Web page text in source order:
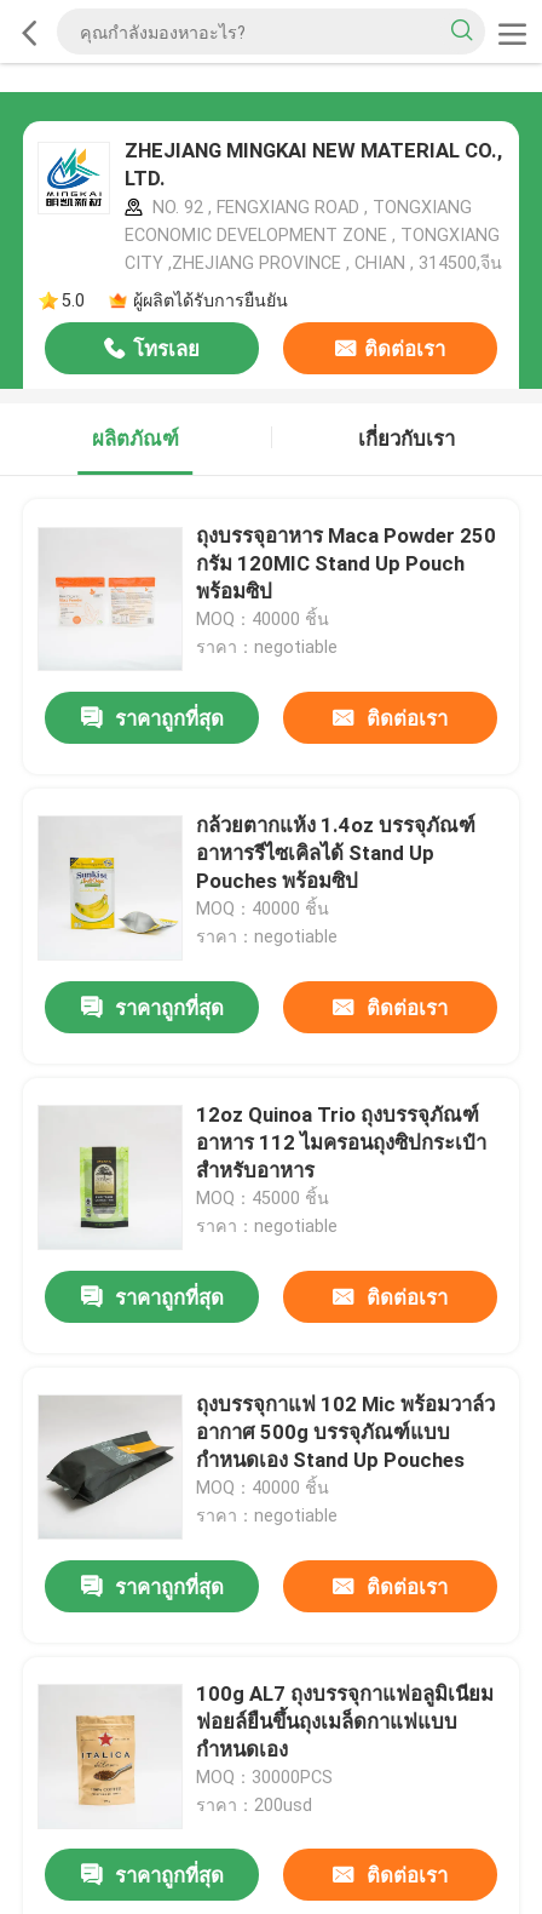
ZHEJIANG MINGKAI NEW MATERIAL CO.,
LTD.
NO. 92 , FENGXIANG ROAD , TONGXIANG
ECONOMIC DEVELOPMENT ZONE , TONGXIANG
CITY ,ZHEJIANG PROVINCE , CHIAN , 314500,จีน
5.0
ผู้ผลิตได้รับการยืนยัน
โทรเลย ติดต่อเรา
ผลิตภัณฑ์ เกี่ยวกับเรา
ถุงบรรจุอาหาร Maca Powder 250
กรัม 120MIC Stand Up Pouch
พร้อมซิป
MOQ：40000 ชิ้น
ราคา：negotiable
ราคาถูกที่สุด ติดต่อเรา
กล้วยตากแห้ง 1.4oz บรรจุภัณฑ์
อาหารรีไซเคิลได้ Stand Up
Pouches พร้อมซิป
MOQ：40000 ชิ้น
ราคา：negotiable
ราคาถูกที่สุด ติดต่อเรา
12oz Quinoa Trio ถุงบรรจุภัณฑ์
อาหาร 112 ไมครอนถุงซิปกระเป๋า
สำหรับอาหาร
MOQ：45000 ชิ้น
ราคา：negotiable
ราคาถูกที่สุด ติดต่อเรา
ถุงบรรจุกาแฟ 102 Mic พร้อมวาล์ว
อากาศ 500g บรรจุภัณฑ์แบบ
กำหนดเอง Stand Up Pouches
MOQ：40000 ชิ้น
ราคา：negotiable
ราคาถูกที่สุด ติดต่อเรา
100g AL7 ถุงบรรจุกาแฟอลูมิเนียม
ฟอยล์ยืนขึ้นถุงเมล็ดกาแฟแบบ
กำหนดเอง
MOQ：30000PCS
ราคา：200usd
ราคาถูกที่สุด ติดต่อเรา